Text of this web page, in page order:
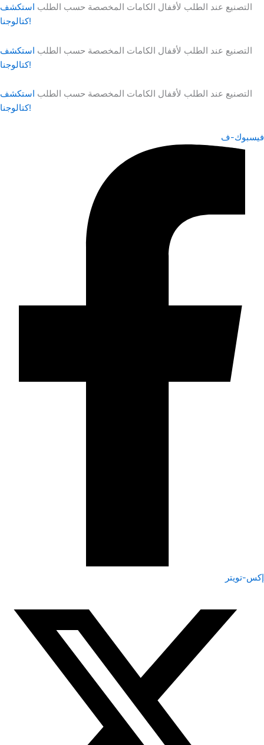
انتقلالتصنيع عند الطلب لأقفال الكامات المخصصة حسب الطلب استكشف
كتالوجنا!
التصنيع عند الطلب لأقفال الكامات المخصصة حسب الطلب استكشف
كتالوجنا!
التصنيع عند الطلب لأقفال الكامات المخصصة حسب الطلب استكشف
كتالوجنا!
فيسبوك-ف
إكس-تويتر